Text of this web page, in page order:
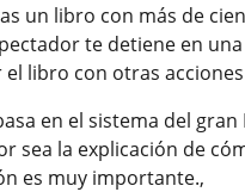
un libro con más de
te detiene en
libro con otras
en el sistema del
sea la explicación de
es muy importante.,